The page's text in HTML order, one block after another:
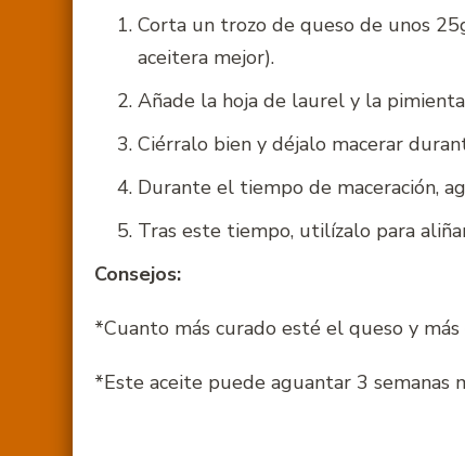
Corta un trozo de queso de unos
aceitera mejor).
Añade la hoja de laurel y la
Ciérralo bien y déjalo macerar
Durante el tiempo de maceración,
Tras este tiempo, utilízalo para
Consejos:
*Cuanto más curado esté el queso y
*Este aceite puede aguantar 3 semanas